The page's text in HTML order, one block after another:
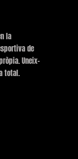
la
de
Uneix-
total.